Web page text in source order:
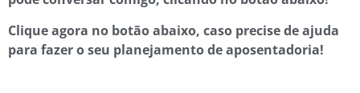
Clique agora no botão abaixo, caso precise de ajuda
para fazer o seu planejamento de aposentadoria!